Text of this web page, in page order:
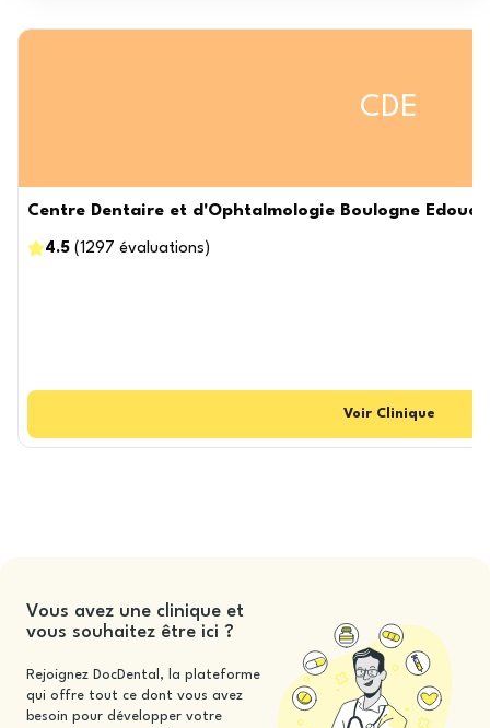
CDE
Centre Dentaire et d'Ophtalmologie Boulogne
4.5 (1297 évaluations )
Voir Clinique
Vous avez une clinique et
vous souhaitez être ici ?
Rejoignez DocDental, la plateforme
qui offre tout ce dont vous avez
besoin pour développer votre